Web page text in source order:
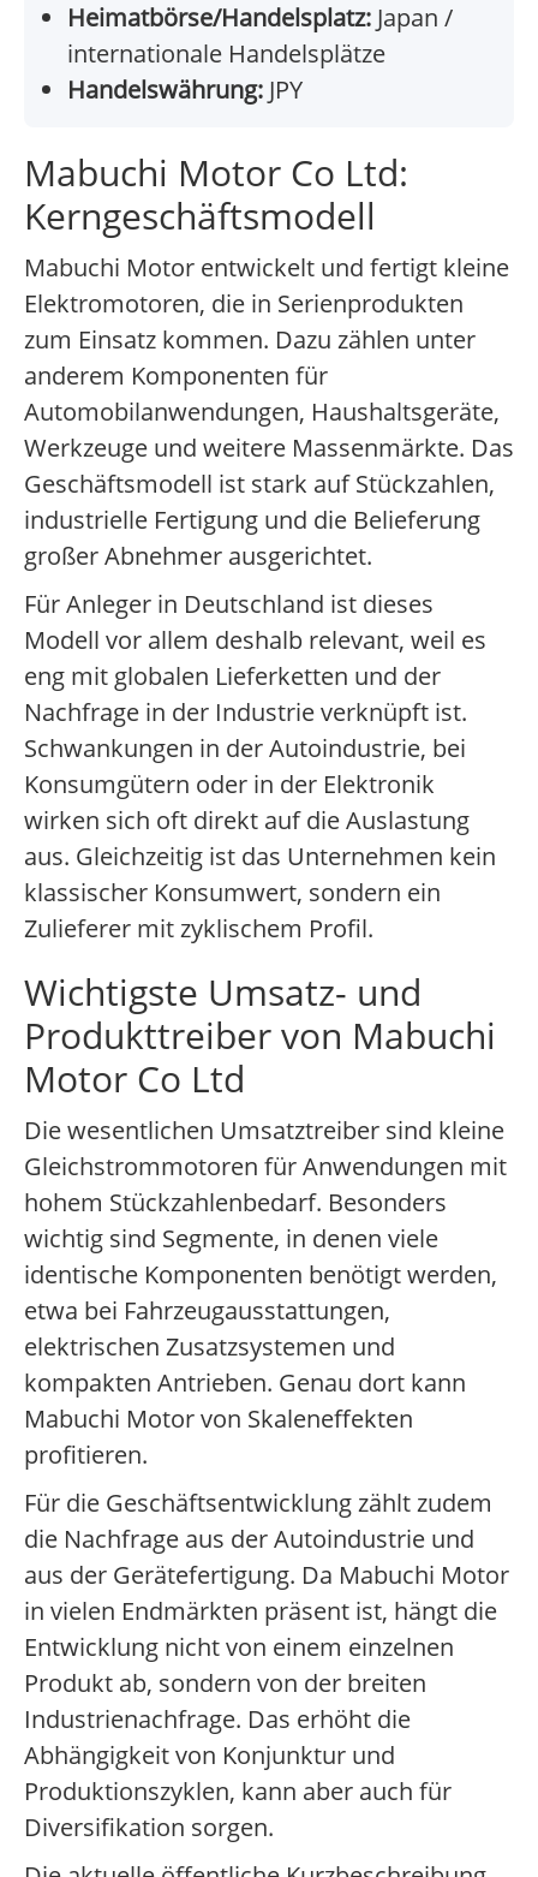
Heimatbörse/Handelsplatz: Japan /
internationale Handelsplätze
Handelswährung: JPY
Mabuchi Motor Co Ltd:
Kerngeschäftsmodell
Mabuchi Motor entwickelt und fertigt kleine
Elektromotoren, die in Serienprodukten
zum Einsatz kommen. Dazu zählen unter
anderem Komponenten für
Automobilanwendungen, Haushaltsgeräte,
Werkzeuge und weitere Massenmärkte. Das
Geschäftsmodell ist stark auf Stückzahlen,
industrielle Fertigung und die Belieferung
großer Abnehmer ausgerichtet.
Für Anleger in Deutschland ist dieses
Modell vor allem deshalb relevant, weil es
eng mit globalen Lieferketten und der
Nachfrage in der Industrie verknüpft ist.
Schwankungen in der Autoindustrie, bei
Konsumgütern oder in der Elektronik
wirken sich oft direkt auf die Auslastung
aus. Gleichzeitig ist das Unternehmen kein
klassischer Konsumwert, sondern ein
Zulieferer mit zyklischem Profil.
Wichtigste Umsatz- und
Produkttreiber von Mabuchi
Motor Co Ltd
Die wesentlichen Umsatztreiber sind kleine
Gleichstrommotoren für Anwendungen mit
hohem Stückzahlenbedarf. Besonders
wichtig sind Segmente, in denen viele
identische Komponenten benötigt werden,
etwa bei Fahrzeugausstattungen,
elektrischen Zusatzsystemen und
kompakten Antrieben. Genau dort kann
Mabuchi Motor von Skaleneffekten
profitieren.
Für die Geschäftsentwicklung zählt zudem
die Nachfrage aus der Autoindustrie und
aus der Gerätefertigung. Da Mabuchi Motor
in vielen Endmärkten präsent ist, hängt die
Entwicklung nicht von einem einzelnen
Produkt ab, sondern von der breiten
Industrienachfrage. Das erhöht die
Abhängigkeit von Konjunktur und
Produktionszyklen, kann aber auch für
Diversifikation sorgen.